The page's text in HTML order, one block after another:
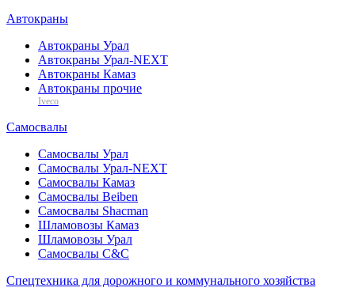
Автокраны
Автокраны Урал
Автокраны Урал-NEXT
Автокраны Камаз
Автокраны прочие
Iveco
Самосвалы
Самосвалы Урал
Самосвалы Урал-NEXT
Самосвалы Камаз
Самосвалы Beiben
Самосвалы Shacman
Шламовозы Камаз
Шламовозы Урал
Самосвалы C&C
Спецтехника для дорожного и коммунального хозяйства